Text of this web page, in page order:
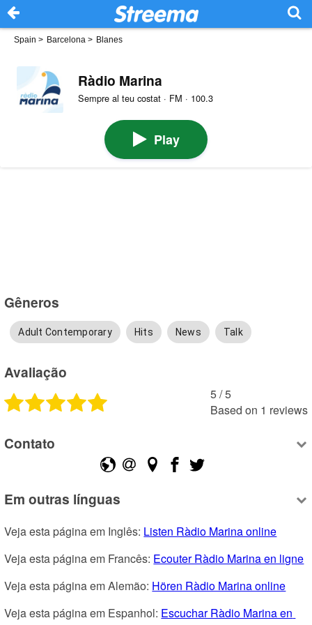
Spain > Barcelona > Blanes
Ràdio Marina
Sempre al teu costat · FM · 100.3
Play
Gêneros
Adult Contemporary Hits News Talk
Avaliação
5 /5
Based on 1 reviews
Contato
Em outras línguas
Veja esta página em Inglês: Listen Ràdio Marina online
Veja esta página em Francês: Ecouter Ràdio Marina en ligne
Veja esta página em Alemão: Hören Ràdio Marina online
Veja esta página em Espanhol: Escuchar Ràdio Marina en